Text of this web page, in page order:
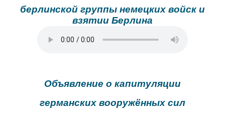
берлинской группы немецких войск и
взятии Берлина
Объявление о капитуляции
германских вооружённых сил